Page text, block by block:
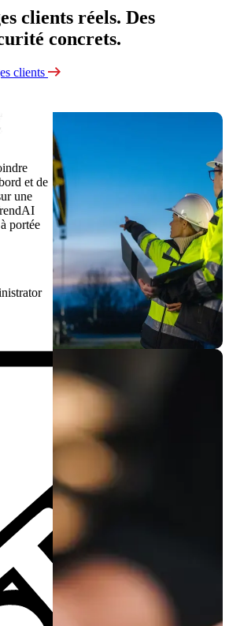
clients réels. Des
concrets.
clients
et de
une
portée
sécurité plus résiliente.